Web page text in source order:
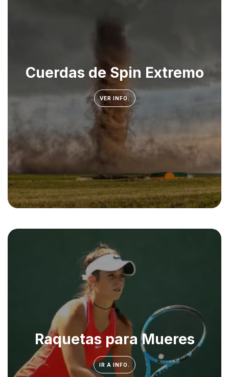
Cuerdas de Spin Extremo
VER INFO.
Raquetas para Mueres
IR A INFO.